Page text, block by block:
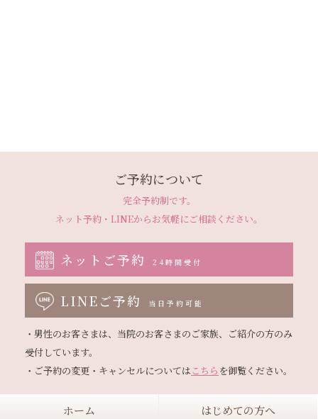
ご予約について
完全予約制です。
ネット予約・LINEからお気軽にご相談ください。
ネットご予約 24時間受付
LINEご予約 当日予約可能
・男性のお客さまは、当院のお客さまのご家族、ご紹介の方のみ
受付しています。
・ご予約の変更・キャンセルについてはこちら
ホーム はじめての方へ